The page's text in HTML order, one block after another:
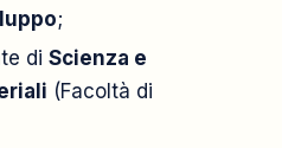
;
di Scienza e
(Facoltà di